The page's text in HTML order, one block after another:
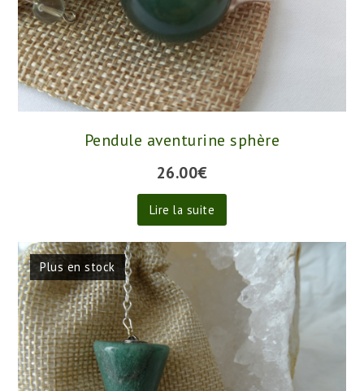
Pendule aventurine sphère
26.00€
Lire la suite
Plus en stock